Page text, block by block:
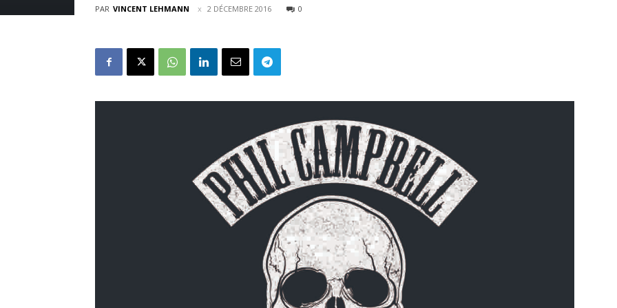
PAR VINCENT LEHMANN 2 DÉCEMBRE 2016 0